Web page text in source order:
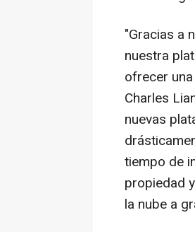
"Gracias a
nuestra
ofrecer
Charles
nuevas
tiempo de
propiedad
la nube a